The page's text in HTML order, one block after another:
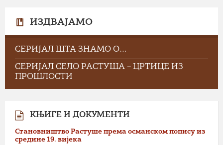
ИЗДВАЈАМО
СЕРИЈАЛ ШТА ЗНАМО О…
СЕРИЈАЛ СЕЛО РАСТУША – ЦРТИЦЕ ИЗ
ПРОШЛОСТИ
КЊИГЕ И ДОКУМЕНТИ
Становништво Растуше према османском попису из
средине 19. вијека